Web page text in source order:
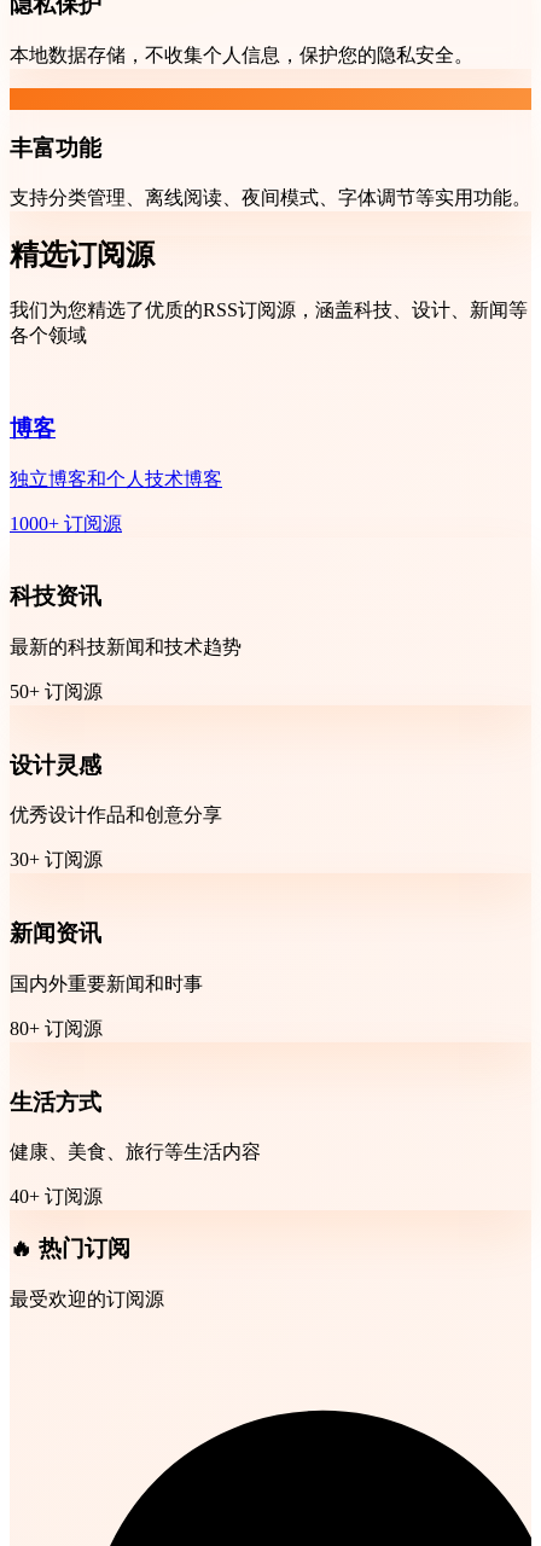
本地数据存储，不收集个人信息，保护您的隐私安全。
丰富功能
支持分类管理、离线阅读、夜间模式、字体调节等实用功能。
精选订阅源
我们为您精选了优质的RSS订阅源，涵盖科技、设计、新闻等
各个领域
博客
独立博客和个人技术博客
1000+ 订阅源
科技资讯
最新的科技新闻和技术趋势
50+ 订阅源
设计灵感
优秀设计作品和创意分享
30+ 订阅源
新闻资讯
国内外重要新闻和时事
80+ 订阅源
生活方式
健康、美食、旅行等生活内容
40+ 订阅源
🔥 热门订阅
最受欢迎的订阅源